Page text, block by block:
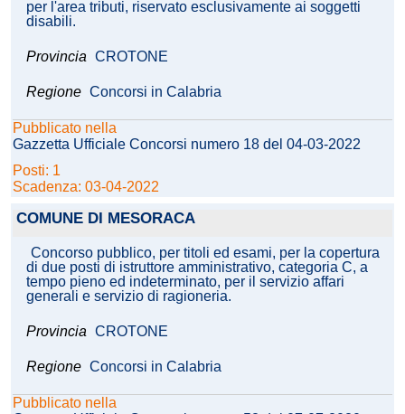
per l'area tributi, riservato esclusivamente ai soggetti
disabili.
Provincia CROTONE
Regione Concorsi in Calabria
Pubblicato nella
Gazzetta Ufficiale Concorsi numero 18 del 04-03-2022
Posti: 1
Scadenza: 03-04-2022
COMUNE DI MESORACA
Concorso pubblico, per titoli ed esami, per la copertura
di due posti di istruttore amministrativo, categoria C, a
tempo pieno ed indeterminato, per il servizio affari
generali e servizio di ragioneria.
Provincia CROTONE
Regione Concorsi in Calabria
Pubblicato nella